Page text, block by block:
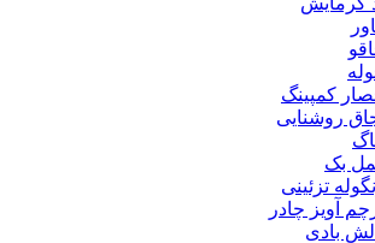
کمپینگ
روشنایی
بک
تزئینی
آویز چادر
بادی